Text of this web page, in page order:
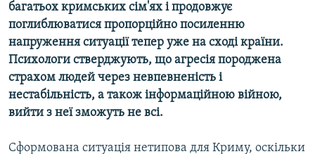
багатьох кримських сім'ях і продовжує
поглиблюватися пропорційно посиленню
напруження ситуації тепер уже на сході країни.
Психологи стверджують, що агресія породжена
страхом людей через невпевненість і
нестабільність, а також інформаційною війною,
вийти з неї зможуть не всі.
Сформована ситуація нетипова для Криму, оскільки